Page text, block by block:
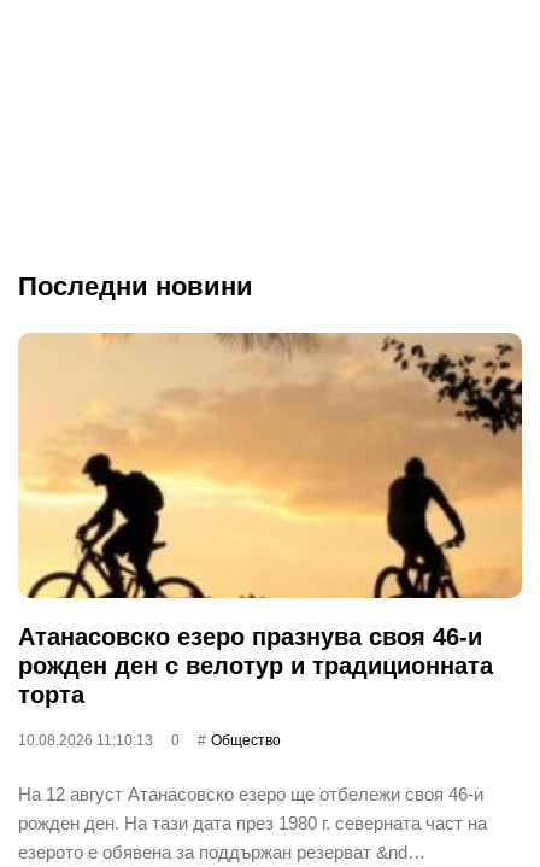
Последни новини
Атанасовско езеро празнува своя 46-и
рожден ден с велотур и традиционната
торта
10.08.2026 11:10:13 0 Общество
На 12 август Атанасовско езеро ще отбележи своя 46-и
рожден ден. На тази дата през 1980 г. северната част на
езерото е обявена за поддържан резерват &nd…